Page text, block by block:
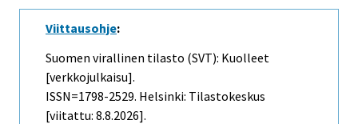
Viittausohje:
Suomen virallinen tilasto (SVT): Kuolleet
[verkkojulkaisu].
ISSN=1798-2529. Helsinki: Tilastokeskus
[viitattu: 8.8.2026].